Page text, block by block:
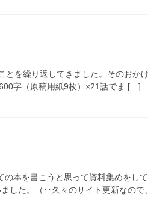
とを繰り返してきました。そのお
字（原稿用紙9枚）×21話でま […]
本を書こうと思って資料集めをし
した。（‥久々のサイト更新なの